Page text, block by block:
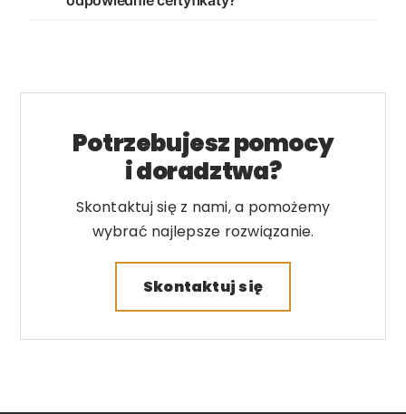
Potrzebujesz pomocy
i doradztwa?
Skontaktuj się z nami, a pomożemy
wybrać najlepsze rozwiązanie.
Skontaktuj się